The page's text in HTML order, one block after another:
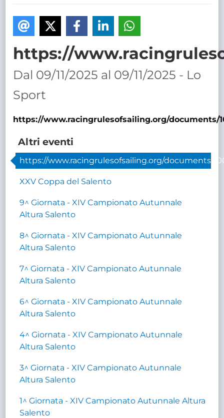
https://
Dal 09/11/2025 al 09/11/2025 - Lo
Sport
https://www.racingrulesofsailing.org/documents/
Altri eventi
https://www.racingrulesofsailing.org/documents/
XXV Coppa del Salento
9^ Giornata - XIV Campionato Autunnale
Altura Salento
8^ Giornata - XIV Campionato Autunnale
Altura Salento
7^ Giornata - XIV Campionato Autunnale
Altura Salento
6^ Giornata - XIV Campionato Autunnale
Altura Salento
4^ Giornata - XIV Campionato Autunnale
Altura Salento
3^ Giornata - XIV Campionato Autunnale
Altura Salento
1^ Giornata - XIV Campionato Autunnale Altura
Salento